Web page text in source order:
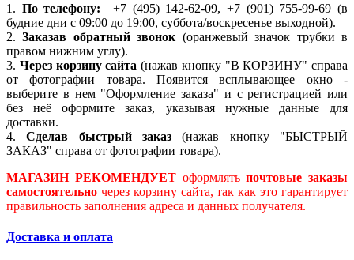
1. По телефону: +7 (495) 142-62-09, +7 (901) 755-99-69 (в
будние дни с 09:00 до 19:00, суббота/воскресенье выходной).
2.Заказав обратный звонок (оранжевый значок трубки в
правом нижним углу).
3. Через корзину сайта (нажав кнопку "В КОРЗИНУ" справа
от фотографии товара. Появится всплывающее окно -
выберите в нем "Оформление заказа" и с регистрацией или
без неё оформите заказ, указывая нужные данные для
доставки.
4.Сделав быстрый заказ (нажав кнопку "БЫСТРЫЙ
ЗАКАЗ" справа от фотографии товара).
МАГАЗИН РЕКОМЕНДУЕТоформлятьпочтовые заказы
самостоятельно через корзину сайта, так как это гарантирует
правильность заполнения адреса и данных получателя.
Доставка и оплата